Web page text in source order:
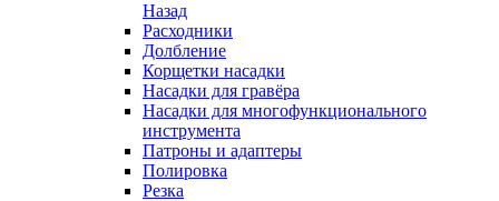
Назад
Расходники
Долбление
Корщетки насадки
Насадки для гравёра
Насадки для многофункционального
инструмента
Патроны и адаптеры
Полировка
Резка